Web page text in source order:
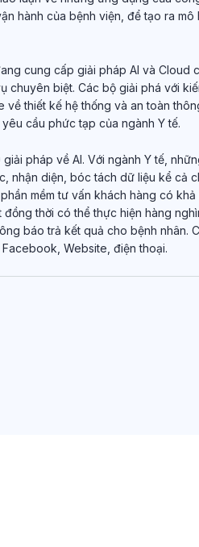
hành của bệnh viện, để tạo ra
cung cấp giải pháp AI và Cloud
chuyên biệt. Các bộ giải phá với
về thiết kế hệ thống và an toàn
cầu phức tạp của ngành Y tế.
pháp về AI. Với ngành Y tế,
nhận diện, bóc tách dữ liệu kể cả
mềm tư vấn khách hàng có
thời có thể thực hiện hàng
báo trả kết quả cho bệnh nhân.
Website, điện thoại.